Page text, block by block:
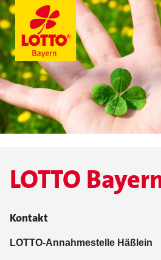
LOTTO
Kontakt
LOTTO-Annahmestelle Häßlein